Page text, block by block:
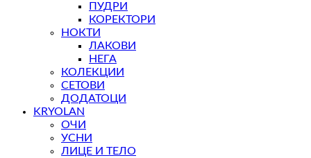
ПУДРИ
КОРЕКТОРИ
НОКТИ
ЛАКОВИ
НЕГА
КОЛЕКЦИИ
СЕТОВИ
ДОДАТОЦИ
KRYOLAN
ОЧИ
УСНИ
ЛИЦЕ И ТЕЛО